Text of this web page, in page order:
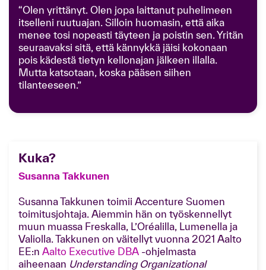
“Olen yrittänyt. Olen jopa laittanut puhelimeen
itselleni ruutuajan. Silloin huomasin, että aika
menee tosi nopeasti täyteen ja poistin sen. Yritän
seuraavaksi sitä, että kännykkä jäisi kokonaan
pois kädestä tietyn kellonajan jälkeen illalla.
Mutta katsotaan, koska pääsen siihen
tilanteeseen.”
Kuka?
Susanna Takkunen
Susanna Takkunen toimii Accenture Suomen
toimitusjohtaja. Aiemmin hän on työskennellyt
muun muassa Freskalla, L’Oréalilla, Lumenella ja
Valiolla. Takkunen on väitellyt vuonna 2021 Aalto
EE:n Aalto Executive DBA -ohjelmasta
aiheenaan Understanding Organizational